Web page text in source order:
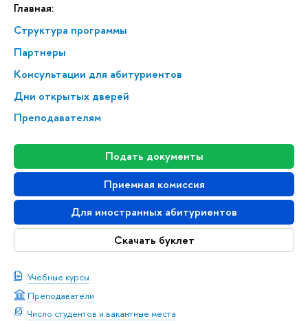
Главная:
Структура программы
Партнеры
Консультации для абитуриентов
Дни открытых дверей
Преподавателям
Подать документы
Приемная комиссия
Для иностранных абитуриентов
Скачать буклет
Учебные курсы
Преподаватели
Число студентов и вакантные места